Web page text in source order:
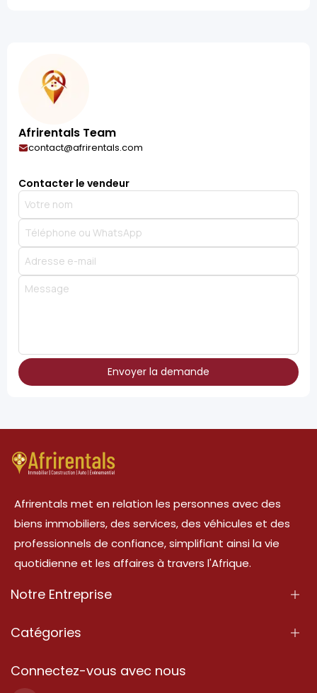
Afrirentals Team
contact@afrirentals.com
Contacter le vendeur
Envoyer la demande
Afrirentals met en relation les personnes avec des
biens immobiliers, des services, des véhicules et des
professionnels de confiance, simplifiant ainsi la vie
quotidienne et les affaires à travers l'Afrique.
Notre Entreprise
À Propos
Catégories
Propriété
Connectez-vous avec nous